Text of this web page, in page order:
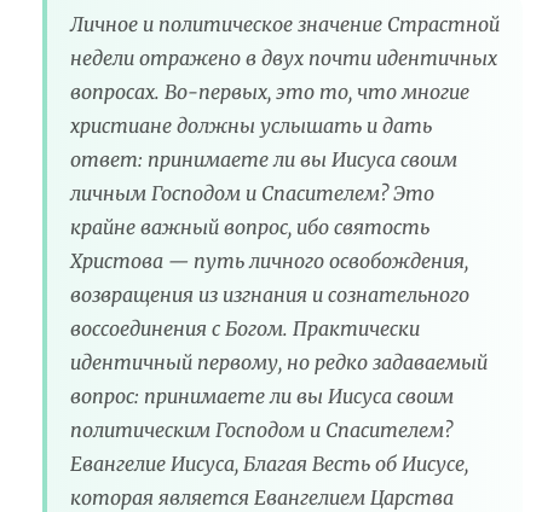
Личное и политическое значение Страстной
недели отражено в двух почти идентичных
вопросах. Во-первых, это то, что многие
христиане должны услышать и дать
ответ: принимаете ли вы Иисуса своим
личным Господом и Спасителем? Это
крайне важный вопрос, ибо святость
Христова — путь личного освобождения,
возвращения из изгнания и сознательного
воссоединения с Богом. Практически
идентичный первому, но редко задаваемый
вопрос: принимаете ли вы Иисуса своим
политическим Господом и Спасителем?
Евангелие Иисуса, Благая Весть об Иисусе,
которая является Евангелием Царства